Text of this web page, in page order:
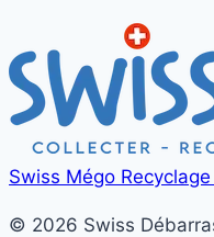
Swiss Mégo
© 2026 Swiss